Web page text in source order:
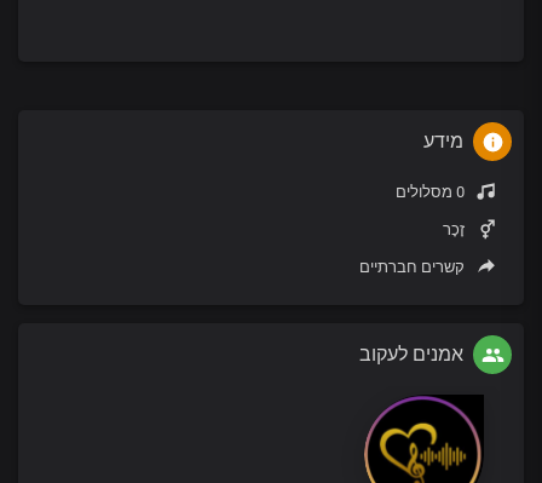
מידע
זָכָר
קשרים חברתיים
אמנים לעקוב